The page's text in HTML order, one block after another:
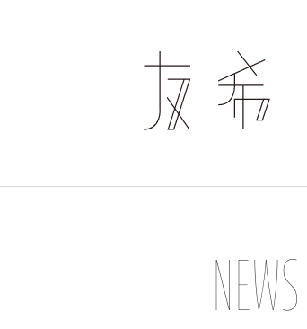
NEWS